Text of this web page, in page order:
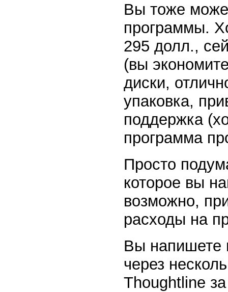
Вы тоже
программы.
295 долл.,
(вы
диски,
упаковка,
поддержка
программа
Просто
которое вы
возможно,
расходы на
Вы напишете
через
Thoughtline